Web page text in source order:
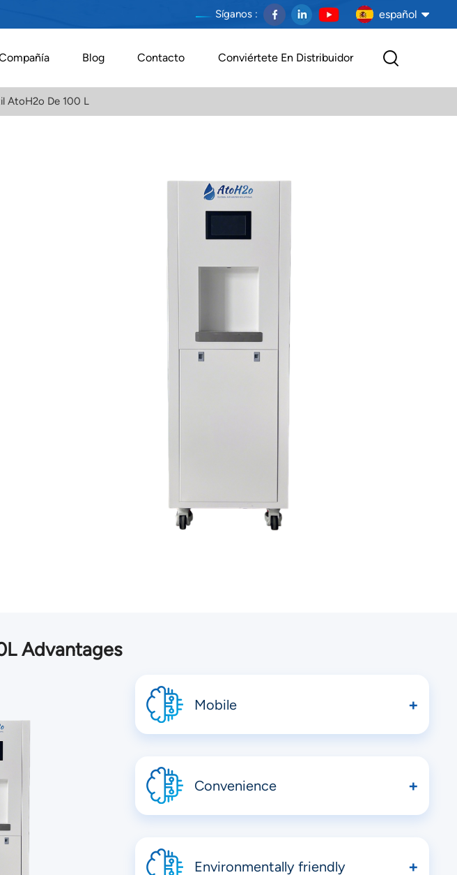
Síganos : español
Blog Contacto Conviértete En Distribuidor
AtoH2o De 100 L
Advantages
Mobile
Easy transportation to anywhere needed
Convenience
Water production is at the point of use, right where
Environmentally friendly